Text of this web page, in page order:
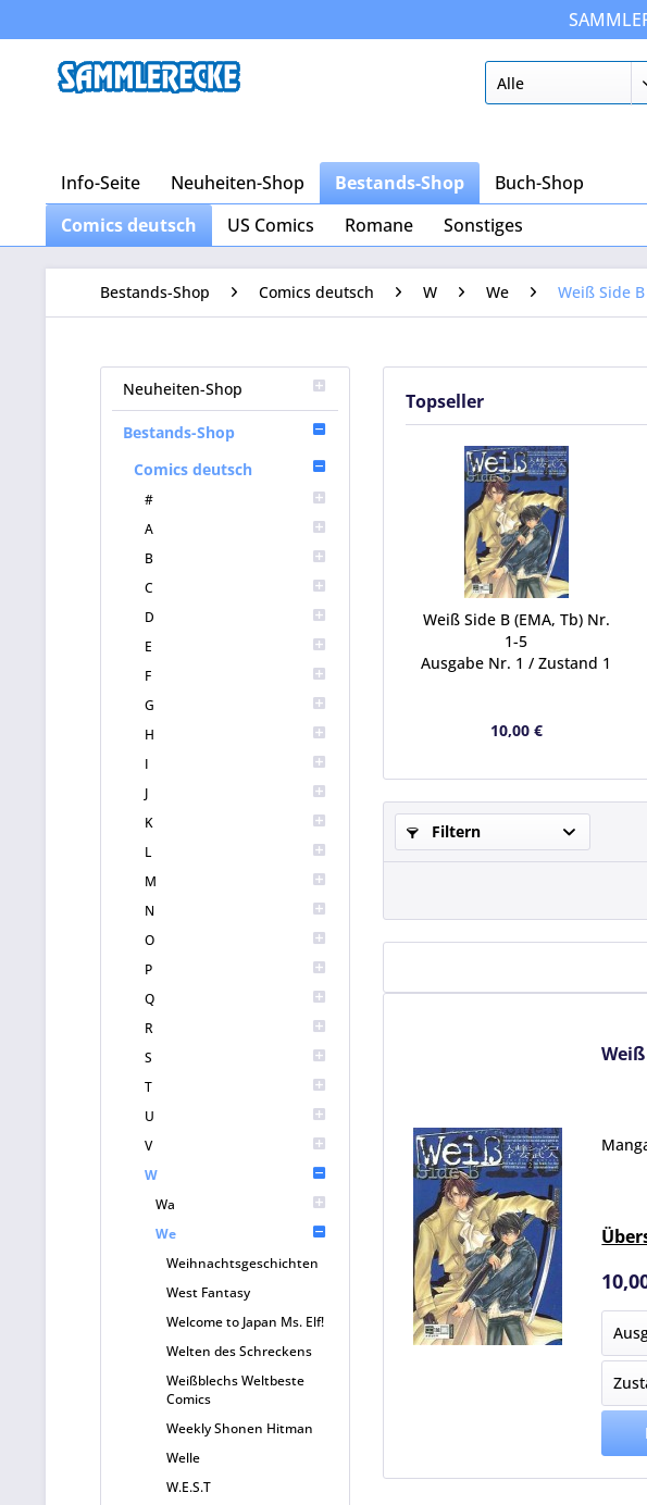
Info-Seite Neuheiten-Shop Bestands-Shop
Buch-Shop
Comics deutsch
US Comics Romane Sonstiges
Bestands-Shop Comics deutsch W We Weiß Side B
Neuheiten-Shop
Bestands-Shop
Comics deutsch
#
A
B
C
D
E
F
G
H
I
J
K
L
M
N
O
P
Q
R
S
T
U
V
W
Wa
We
Weihnachtsgeschichten
West Fantasy
Welcome to Japan Ms. Elf!
Welten des Schreckens
Weißblechs Weltbeste
Comics
Weekly Shonen Hitman
Welle
W.E.S.T
Topseller
Weiß Side B (EMA, Tb) Nr.
1-5
Ausgabe Nr. 1 / Zustand 1
10,00 €
Filtern